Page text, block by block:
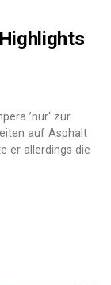
’nur‘ zur
auf Asphalt
er allerdings die